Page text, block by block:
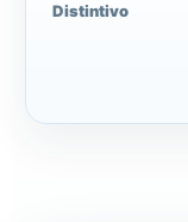
Distintivo